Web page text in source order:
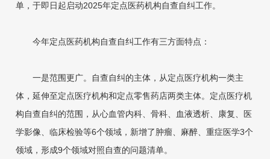
单，于即日起启动2025年定点医药机构自查自纠工作。
今年定点医药机构自查自纠工作有三方面特点：
一是范围更广。自查自纠的主体，从定点医疗机构一类主
体，延伸至定点医疗机构和定点零售药店两类主体。定点医疗机
构自查自纠的范围，从心血管内科、骨科、血液透析、康复、医
学影像、临床检验等6个领域，新增了肿瘤、麻醉、重症医学3个
领域，形成9个领域对照自查的问题清单。